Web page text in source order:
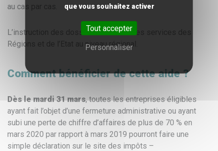
au cas par cas.
L’instruction des dossiers associera les services des
Régions et de l’Etat au niveau régional.
Comment bénéficier de cette aide ?
Dès le mardi 31 mars, toutes les entreprises éligibles
ayant fait l’objet d’une fermeture administrative ou ayant
subi une perte de chiffre d’affaires de plus de 70 % en
mars 2020 par rapport à mars 2019 pourront faire une
simple déclaration sur le site des impôts –
que vous souhaitez activer
Tout accepter
Personnaliser